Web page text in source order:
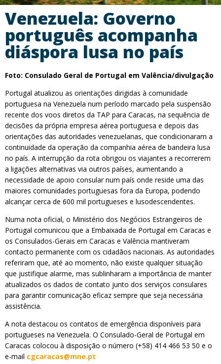
Venezuela: Governo
português acompanha
diáspora lusa no país
Foto: Consulado Geral de Portugal em Valência/divulgação
Portugal atualizou as orientações dirigidas à comunidade
portuguesa na Venezuela num período marcado pela suspensão
recente dos voos diretos da TAP para Caracas, na sequência de
decisões da própria empresa aérea portuguesa e depois das
orientações das autoridades venezuelanas, que condicionaram a
continuidade da operação da companhia aérea de bandeira lusa
no país. A interrupção da rota obrigou os viajantes a recorrerem
a ligações alternativas via outros países, aumentando a
necessidade de apoio consular num país onde reside uma das
maiores comunidades portuguesas fora da Europa, podendo
alcançar cerca de 600 mil portugueses e lusodescendentes.
Numa nota oficial, o Ministério dos Negócios Estrangeiros de
Portugal comunicou que a Embaixada de Portugal em Caracas e
os Consulados-Gerais em Caracas e Valência mantiveram
contacto permanente com os cidadãos nacionais. As autoridades
referiram que, até ao momento, não existe qualquer situação
que justifique alarme, mas sublinharam a importância de manter
atualizados os dados de contato junto dos serviços consulares
para garantir comunicação eficaz sempre que seja necessária
assistência.
A nota destacou os contatos de emergência disponíveis para
portugueses na Venezuela. O Consulado-Geral de Portugal em
Caracas colocou à disposição o número (+58) 414 466 53 50 e o
e-mail cgcaracas@mne.pt